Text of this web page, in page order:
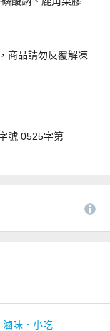
商品請勿反覆解凍
號 0525字第
滷味．小吃